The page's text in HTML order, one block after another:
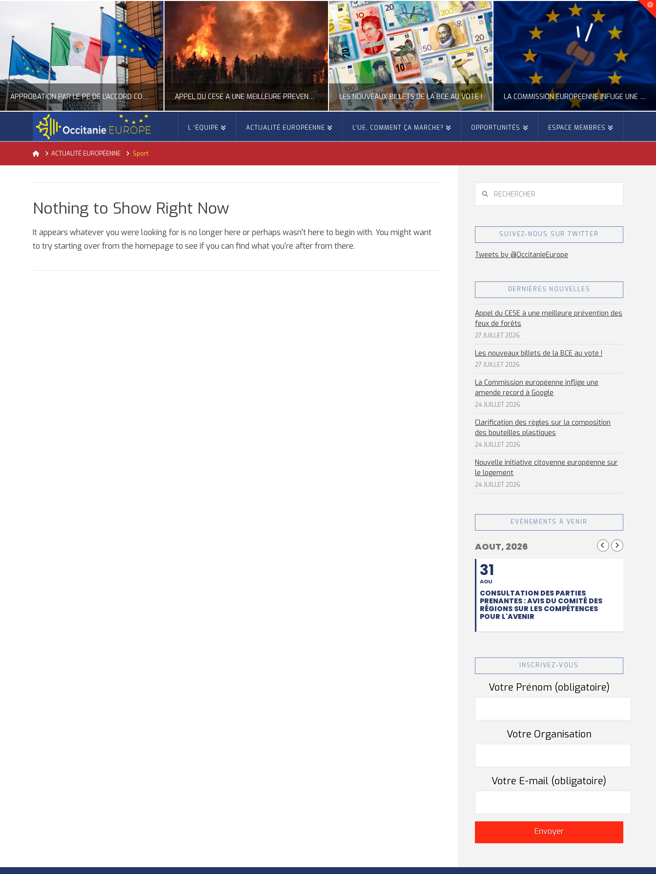
APPROBATION PAR LE PE DE L’ACCORD COMMERCIAL ENTRE L’UE ET LE MEXIQUE
ACTION EXTÉRIEURE, ACTUALITÉ DE L'UNION EUROPÉENNE
JUILLET 22, 2026
APPEL DU CESE À UNE MEILLEURE PRÉVENTION DES FEUX DE FORÊTS
ACTUALITÉ DE L'UNION EUROPÉENNE, ACTUALITÉ DE LA REPRÉSENTATION D’OCCITANIE EUROPE, ÉNERGIE - ENVIRONNEMENT - CLIMAT, FORÊTS
JUILLET 27, 2026
LES NOUVEAUX BILLETS DE LA BCE AU VOTE !
ACTUALITÉ DE L'UNION EUROPÉENNE, ACTUALITÉ DE LA REPRÉSENTATION D’OCCITANIE EUROPE, CITOYENNETÉ
JUILLET 27, 2026
LA COMMISSION EUROPÉENNE INFLIGE UNE AMENDE RECORD À GOOGLE
ACTUALITÉ DE L'UNION EUROPÉENNE, ACTUALITÉ DE LA REPRÉSENTATION D’OCCITANIE EUROPE, NUMÉRIQUE- DIGITAL
JUILLET 24, 2026
L ‘ÉQUIPE ACTUALITÉ EUROPÉENNE L’UE, COMMENT ÇA MARCHE? OPPORTUNITÉS ESPACE MEMBRES
HomeACTUALITÉ EUROPÉENNE Sport
Nothing to Show Right Now
It appears whatever you were looking for is no longer here or perhaps wasn't here to begin with. You might want
to try starting over from the homepage to see if you can find what you're after from there.
SUIVEZ-NOUS SUR TWITTER
Tweets by @OccitanieEurope
DERNIÈRES NOUVELLES
Appel du CESE à une meilleure prévention des
feux de forêts
27 JUILLET 2026
Les nouveaux billets de la BCE au vote !
27 JUILLET 2026
La Commission européenne inflige une
amende record à Google
24 JUILLET 2026
Clarification des règles sur la composition
des bouteilles plastiques
24 JUILLET 2026
Nouvelle initiative citoyenne européenne sur
le logement
24 JUILLET 2026
EVÈNEMENTS À VENIR
AOUT, 2026
31
AOU
CONSULTATION DES PARTIES
PRENANTES : AVIS DU COMITÉ DES
RÉGIONS SUR LES COMPÉTENCES
POUR L'AVENIR
INSCRIVEZ-VOUS
Votre Prénom (obligatoire)
Votre Organisation
Votre E-mail (obligatoire)